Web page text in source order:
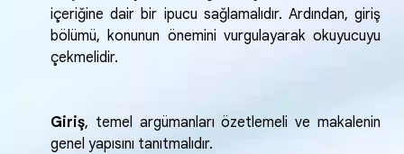
içeriğine dair bir ipucu sağlamalıdır. Ardından, giriş
bölümü, konunun önemini vurgulayarak okuyucuyu
çekmelidir.
Giriş, temel argümanları özetlemeli ve makalenin
genel yapısını tanıtmalıdır.